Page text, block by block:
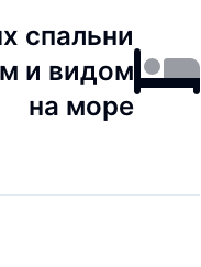
спальни
и видом
на море